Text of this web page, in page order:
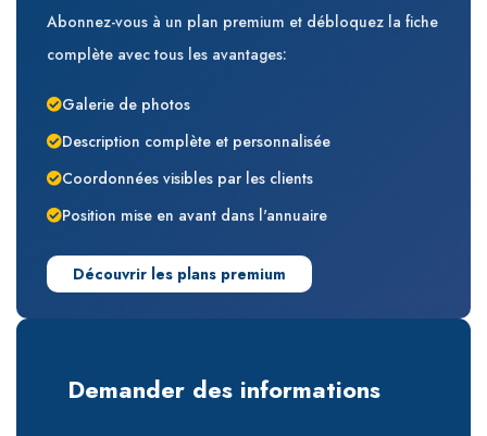
Abonnez-vous à un plan premium et débloquez la fiche
complète avec tous les avantages:
Galerie de photos
Description complète et personnalisée
Coordonnées visibles par les clients
Position mise en avant dans l'annuaire
Découvrir les plans premium
Demander des informations